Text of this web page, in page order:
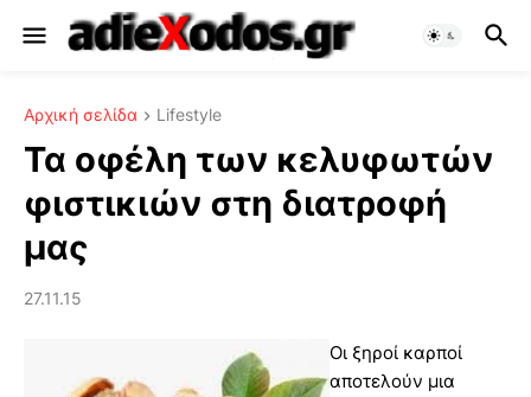
Αρχική σελίδα Lifestyle
Τα oφέλη των κελυφωτών
φιστικιών στη διατροφή
μας
27.11.15
Οι ξηροί καρποί
αποτελούν μια